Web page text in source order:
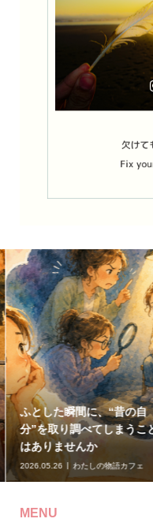
ふとした瞬間に、“昔の自
分”を取り調べてしまうこと
はありませんか
2026.05.26 わたしの物語カフェ
MENU